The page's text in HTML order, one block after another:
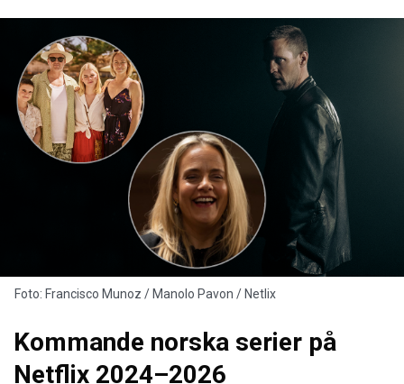
Foto: Francisco Munoz / Manolo Pavon / Netlix
Kommande norska serier på
Netflix 2024–2026